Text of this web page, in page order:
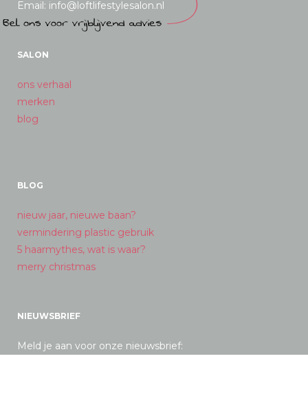
Email: info@loftlifestylesalon.nl
SALON
ons verhaal
merken
blog
BLOG
nieuw jaar, nieuwe baan?
vermindering plastic gebruik
5 haarmythes, wat is waar?
merry christmas
NIEUWSBRIEF
Meld je aan voor onze nieuwsbrief: